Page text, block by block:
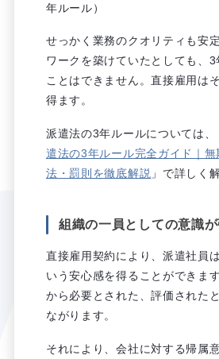
年ルール）
せっかく業務のクオリティも安
ワークを築けていたとしても、3
ことはできません。直接雇用は
得ます。
派遣法の3年ルールについては、
遣法の3年ルール完全ガイド｜
法・罰則を徹底解説 」で詳しく
組織の一員としての意識
直接雇用契約により、派遣社員
いう安心感を得ることができま
から必要とされた、評価された
ながります。
それにより、会社に対する帰属